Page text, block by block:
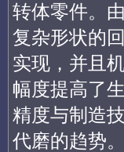
转体零件。
复杂形状的
实现，并且
幅度提高了
精度与制造
代磨的趋势